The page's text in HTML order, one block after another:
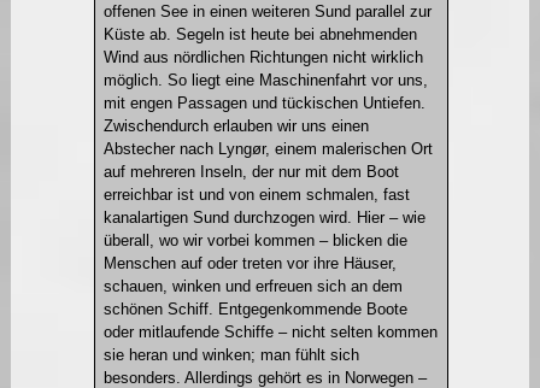
offenen See in einen weiteren Sund parallel zur
Küste ab. Segeln ist heute bei abnehmenden
Wind aus nördlichen Richtungen nicht wirklich
möglich. So liegt eine Maschinenfahrt vor uns,
mit engen Passagen und tückischen Untiefen.
Zwischendurch erlauben wir uns einen
Abstecher nach Lyngør, einem malerischen Ort
auf mehreren Inseln, der nur mit dem Boot
erreichbar ist und von einem schmalen, fast
kanalartigen Sund durchzogen wird. Hier – wie
überall, wo wir vorbei kommen – blicken die
Menschen auf oder treten vor ihre Häuser,
schauen, winken und erfreuen sich an dem
schönen Schiff. Entgegenkommende Boote
oder mitlaufende Schiffe – nicht selten kommen
sie heran und winken; man fühlt sich
besonders. Allerdings gehört es in Norwegen –